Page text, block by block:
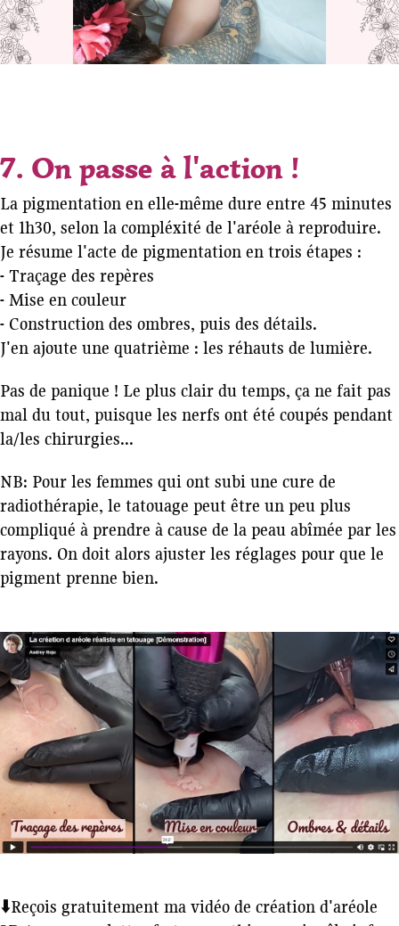
7. On passe à l'action !
La pigmentation en elle-même dure entre 45 minutes
et 1h30, selon la compléxité de l'aréole à reproduire.
Je résume l'acte de pigmentation en trois étapes :
- Traçage des repères
- Mise en couleur
- Construction des ombres, puis des détails.
J'en ajoute une quatrième : les réhauts de lumière.
Pas de panique ! Le plus clair du temps, ça ne fait pas
mal du tout, puisque les nerfs ont été coupés pendant
la/les chirurgies...
NB: Pour les femmes qui ont subi une cure de
radiothérapie, le tatouage peut être un peu plus
compliqué à prendre à cause de la peau abîmée par les
rayons. On doit alors ajuster les réglages pour que le
pigment prenne bien.
⬇️Reçois gratuitement ma vidéo de création d'aréole